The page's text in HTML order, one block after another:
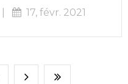
17, févr. 2021